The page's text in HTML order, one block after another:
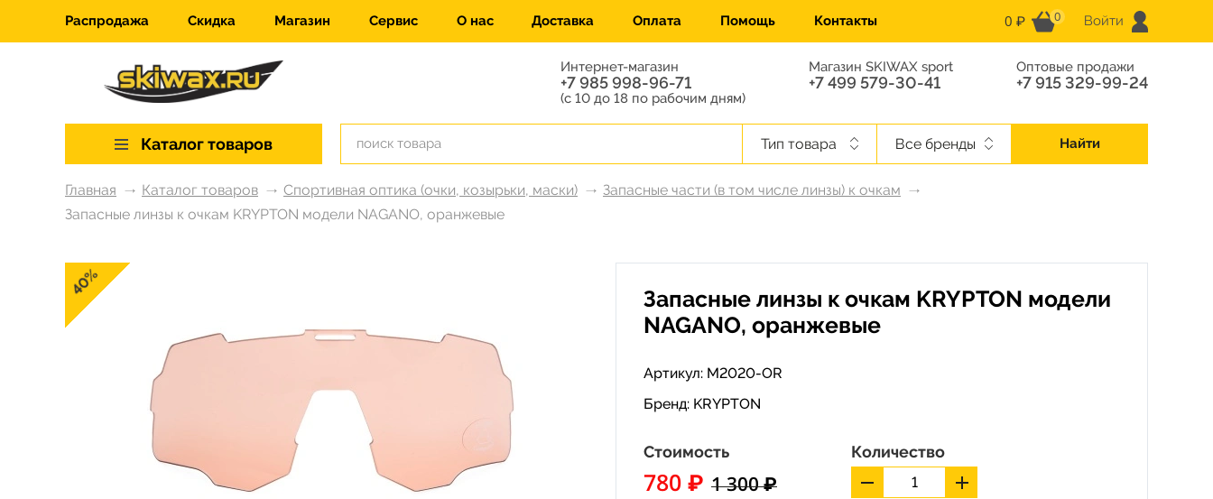
Распродажа Скидка Магазин Сервис О нас Доставка Оплата Помощь Контакты 0 ₽ 0 Войти
Интернет-магазин
+7 985 998-96-71
(с 10 до 18 по рабочим дням)
Магазин SKIWAX sport
+7 499 579-30-41
Оптовые продажи
+7 915 329-99-24
Каталог товаров Тип товара Все бренды Найти
Главная Каталог товаров Спортивная оптика (очки, козырьки, маски)
Запасные части (в том числе линзы) к очкам
Запасные линзы к очкам KRYPTON модели NAGANO, оранжевые
40%
Запасные линзы к очкам KRYPTON модели
NAGANO, оранжевые
Артикул: M2020-OR
Бренд: KRYPTON
Стоимость
780 ₽ 1 300 ₽
Количество